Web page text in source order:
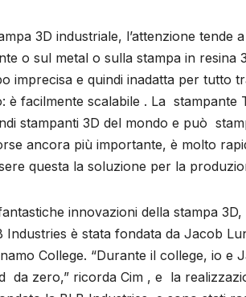
3D industriale, l’attenzione tende
o sul metal o sulla stampa in
imprecisa e quindi inadatta per tutto
è facilmente scalabile . La
stampanti 3D del mondo e può
ancora più importante, è molto
questa la soluzione per la
innovazioni della stampa
Industries è stata fondata da Jacob
College. “Durante il college, io
da zero,” ricorda Cim , e la